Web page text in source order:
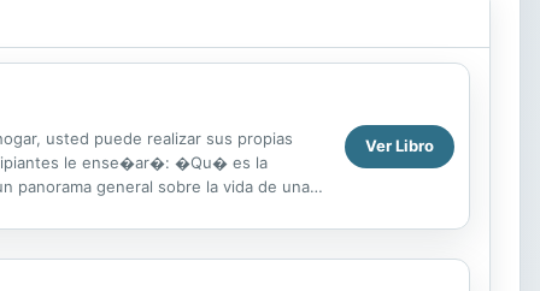
usted puede realizar sus propias
le ense�ar�: �Qu� es la
general sobre la vida de una
Ver Libro